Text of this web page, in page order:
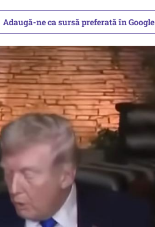
Adaugă-ne ca sursă preferată în Google